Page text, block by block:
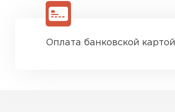
Оплата банковской картой